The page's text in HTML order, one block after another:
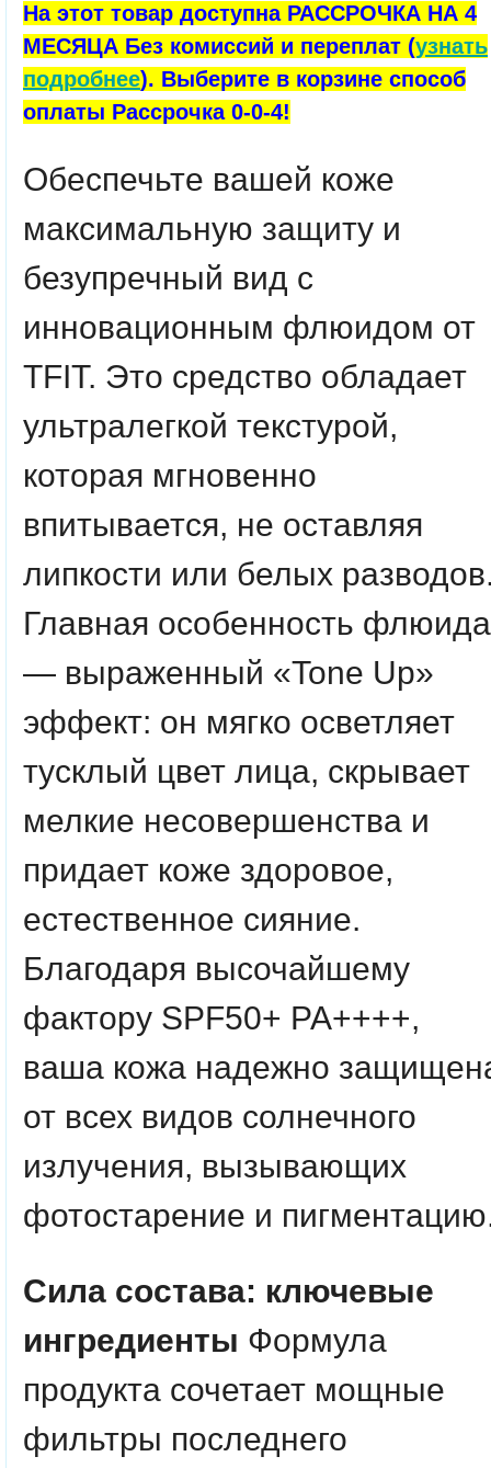
На этот товар доступна РАССРОЧКА НА 4
МЕСЯЦА Без комиссий и переплат (узнать
подробнее). Выберите в корзине способ
оплаты Рассрочка 0-0-4!
Обеспечьте вашей коже
максимальную защиту и
безупречный вид с
инновационным флюидом от
TFIT. Это средство обладает
ультралегкой текстурой,
которая мгновенно
впитывается, не оставляя
липкости или белых
Главная особенность флюида
— выраженный «Tone Up»
эффект: он мягко осветляет
тусклый цвет лица, скрывает
мелкие несовершенства и
придает коже здоровое,
естественное сияние.
Благодаря высочайшему
фактору SPF50+ PA++++,
ваша кожа надежно
от всех видов солнечного
излучения, вызывающих
фотостарение и
Сила состава: ключевые
ингредиенты Формула
продукта сочетает мощные
фильтры последнего